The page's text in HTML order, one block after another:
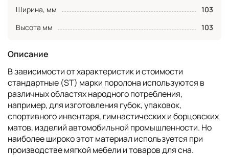
Описание
В зависимости от характеристик и стоимости
стандартные (ST) марки поролона используются в
различных областях народного потребления,
например, для изготовления губок, упаковок,
спортивного инвентаря, гимнастических и борцовских
матов, изделий автомобильной промышленности. Но
наиболее широко этот материал используется при
производстве мягкой мебели и товаров для сна.
Ширина, мм
103
Высота мм
103